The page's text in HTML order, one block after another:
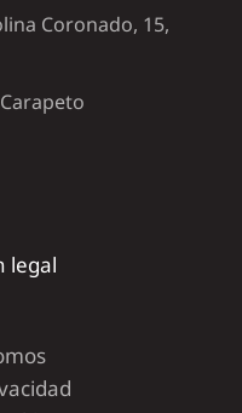
Coronado, 15,
legal